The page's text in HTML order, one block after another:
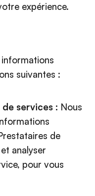
expérience.
suivantes :
services : Nous
de
analyser
pour vous